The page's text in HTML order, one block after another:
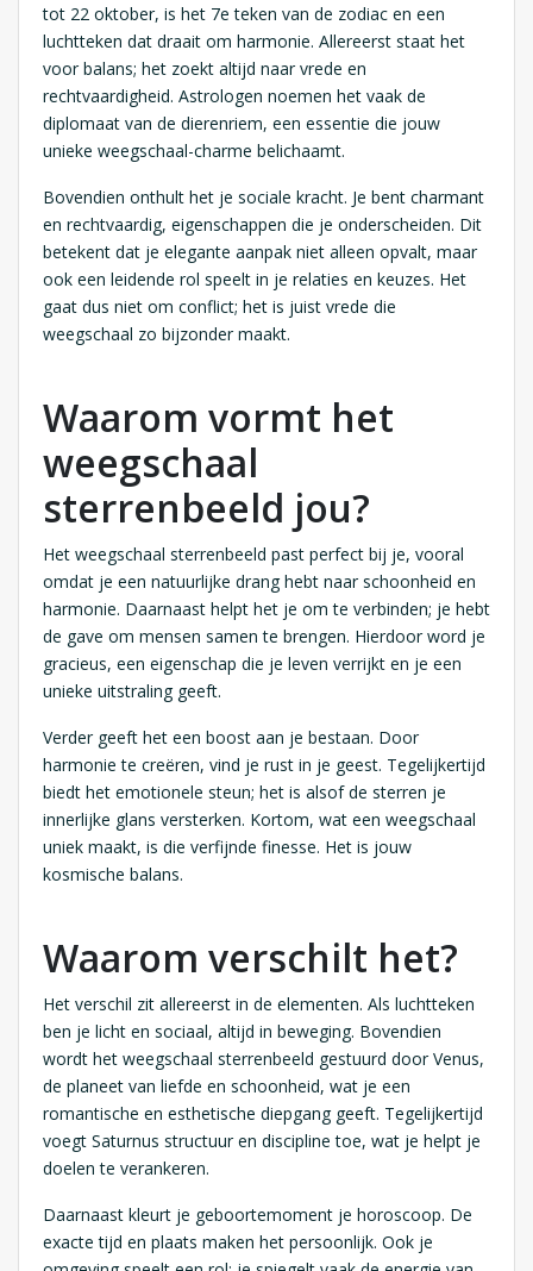
tot 22 oktober, is het 7e teken van de zodiac en een
luchtteken dat draait om harmonie. Allereerst staat het
voor balans; het zoekt altijd naar vrede en
rechtvaardigheid. Astrologen noemen het vaak de
diplomaat van de dierenriem, een essentie die jouw
unieke weegschaal-charme belichaamt.
Bovendien onthult het je sociale kracht. Je bent charmant
en rechtvaardig, eigenschappen die je onderscheiden. Dit
betekent dat je elegante aanpak niet alleen opvalt, maar
ook een leidende rol speelt in je relaties en keuzes. Het
gaat dus niet om conflict; het is juist vrede die
weegschaal zo bijzonder maakt.
Waarom vormt het
weegschaal
sterrenbeeld jou?
Het weegschaal sterrenbeeld past perfect bij je, vooral
omdat je een natuurlijke drang hebt naar schoonheid en
harmonie. Daarnaast helpt het je om te verbinden; je hebt
de gave om mensen samen te brengen. Hierdoor word je
gracieus, een eigenschap die je leven verrijkt en je een
unieke uitstraling geeft.
Verder geeft het een boost aan je bestaan. Door
harmonie te creëren, vind je rust in je geest. Tegelijkertijd
biedt het emotionele steun; het is alsof de sterren je
innerlijke glans versterken. Kortom, wat een weegschaal
uniek maakt, is die verfijnde finesse. Het is jouw
kosmische balans.
Waarom verschilt het?
Het verschil zit allereerst in de elementen. Als luchtteken
ben je licht en sociaal, altijd in beweging. Bovendien
wordt het weegschaal sterrenbeeld gestuurd door Venus,
de planeet van liefde en schoonheid, wat je een
romantische en esthetische diepgang geeft. Tegelijkertijd
voegt Saturnus structuur en discipline toe, wat je helpt je
doelen te verankeren.
Daarnaast kleurt je geboortemoment je horoscoop. De
exacte tijd en plaats maken het persoonlijk. Ook je